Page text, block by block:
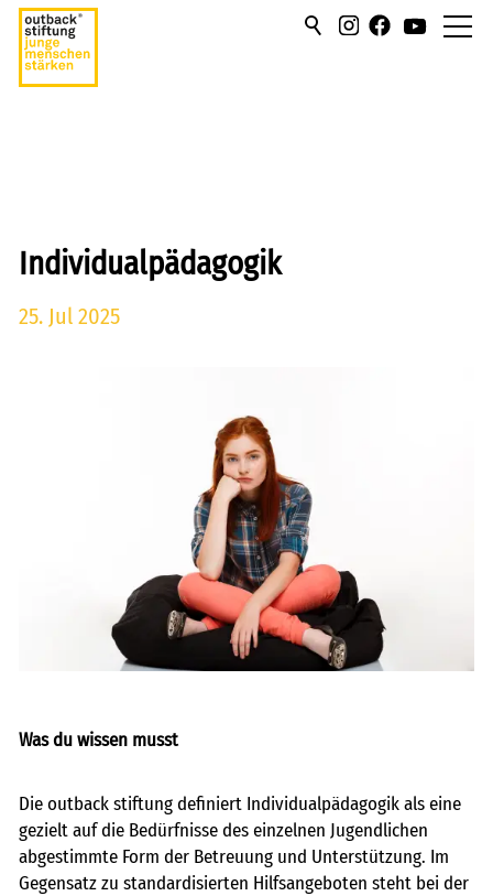
campus
freie kapazitäten
initiativbewerbung
Individualpädagogik
25. Jul 2025
Was du wissen musst
Die outback stiftung definiert Individualpädagogik als eine
gezielt auf die Bedürfnisse des einzelnen Jugendlichen
abgestimmte Form der Betreuung und Unterstützung. Im
Gegensatz zu standardisierten Hilfsangeboten steht bei der